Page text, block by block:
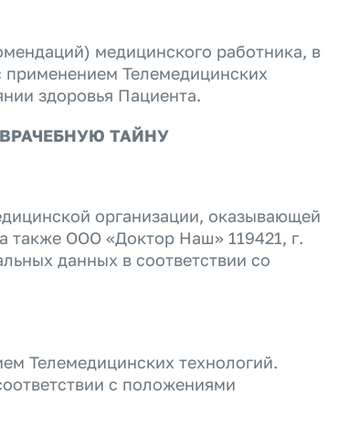
медицинского работника, в
применением Телемедицинских
здоровья Пациента.
ТАЙНУ
организации, оказывающей
также ООО «Доктор Наш» 119421, г.
данных в соответствии со
Телемедицинских технологий.
с положениями